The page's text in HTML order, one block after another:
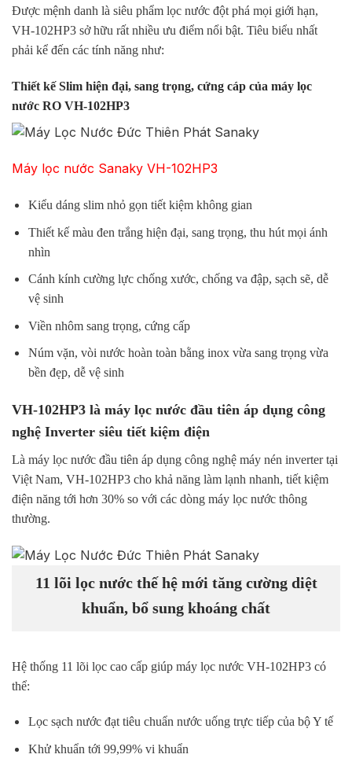
Được mệnh danh là siêu phẩm lọc nước đột phá mọi giới hạn,
VH-102HP3 sở hữu rất nhiều ưu điểm nổi bật. Tiêu biểu nhất
phải kể đến các tính năng như:
Thiết kế Slim hiện đại, sang trọng, cứng cáp của máy lọc
nước RO VH-102HP3
Máy lọc nước Sanaky VH-102HP3
Kiểu dáng slim nhỏ gọn tiết kiệm không gian
Thiết kế màu đen trắng hiện đại, sang trọng, thu hút mọi ánh
nhìn
Cánh kính cường lực chống xước, chống va đập, sạch sẽ, dễ
vệ sinh
Viền nhôm sang trọng, cứng cấp
Núm vặn, vòi nước hoàn toàn bằng inox vừa sang trọng vừa
bền đẹp, dễ vệ sinh
VH-102HP3 là máy lọc nước đầu tiên áp dụng công
nghệ Inverter siêu tiết kiệm điện
Là máy lọc nước đầu tiên áp dụng công nghệ máy nén inverter tại
Việt Nam, VH-102HP3 cho khả năng làm lạnh nhanh, tiết kiệm
điện năng tới hơn 30% so với các dòng máy lọc nước thông
thường.
11 lõi lọc nước thế hệ mới tăng cường diệt
khuẩn, bổ sung khoáng chất
Hệ thống 11 lõi lọc cao cấp giúp máy lọc nước VH-102HP3 có
thể:
Lọc sạch nước đạt tiêu chuẩn nước uống trực tiếp của bộ Y tế
Khử khuẩn tới 99,99% vi khuẩn